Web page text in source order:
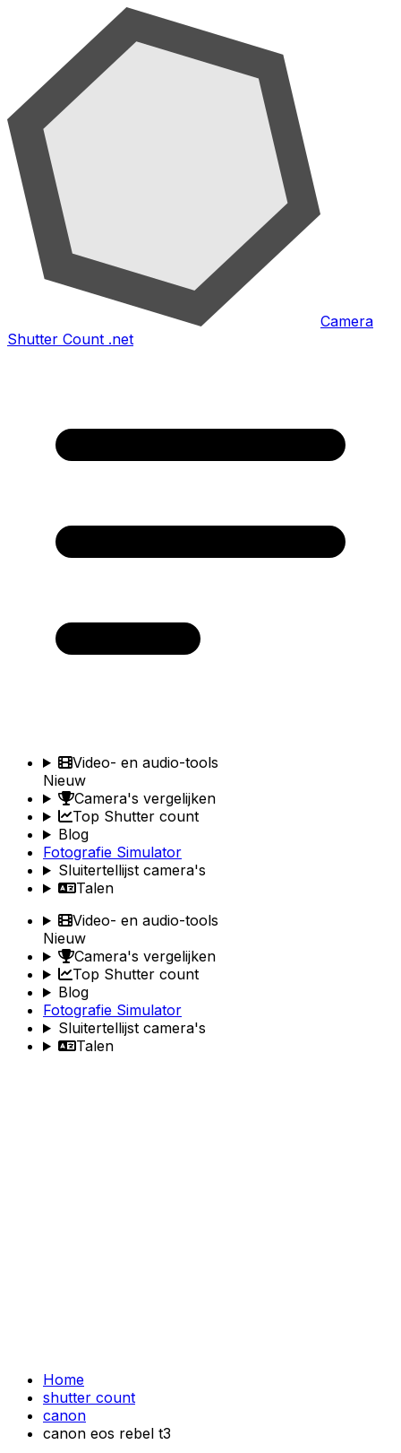
Camera
Shutter Count .net
Video- en audio-tools
Nieuw
Camera's vergelijken
Top Shutter count
Blog
Fotografie Simulator
Sluitertellijst camera's
Talen
Video- en audio-tools
Nieuw
Camera's vergelijken
Top Shutter count
Blog
Fotografie Simulator
Sluitertellijst camera's
Talen
Home
shutter count
canon
canon eos rebel t3